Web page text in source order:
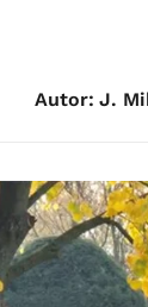
Autor: J.